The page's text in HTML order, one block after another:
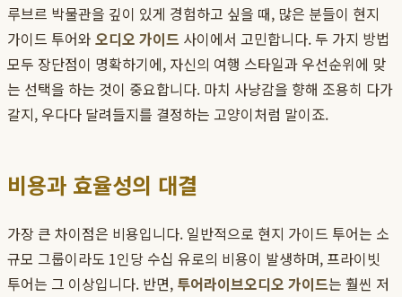
루브르 박물관을 깊이 있게 경험하고 싶을 때, 많은 분들이 현지
가이드 투어와 오디오 가이드 사이에서 고민합니다. 두 가지 방법
모두 장단점이 명확하기에, 자신의 여행 스타일과 우선순위에 맞
는 선택을 하는 것이 중요합니다. 마치 사냥감을 향해 조용히 다가
갈지, 우다다 달려들지를 결정하는 고양이처럼 말이죠.
비용과 효율성의 대결
가장 큰 차이점은 비용입니다. 일반적으로 현지 가이드 투어는 소
규모 그룹이라도 1인당 수십 유로의 비용이 발생하며, 프라이빗
투어는 그 이상입니다. 반면, 투어라이브오디오 가이드는 훨씬 저